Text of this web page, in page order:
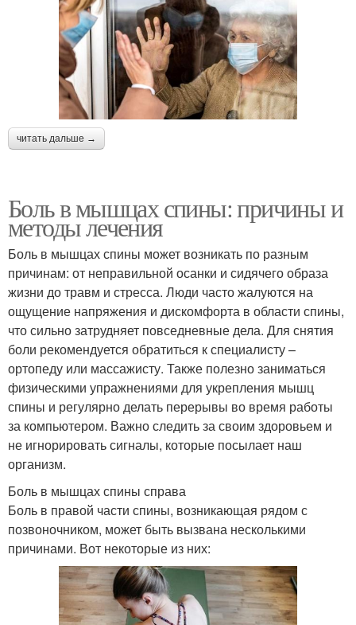
читать дальше →
Боль в мышцах спины: причины и
методы лечения
Боль в мышцах спины может возникать по разным
причинам: от неправильной осанки и сидячего образа
жизни до травм и стресса. Люди часто жалуются на
ощущение напряжения и дискомфорта в области спины,
что сильно затрудняет повседневные дела. Для снятия
боли рекомендуется обратиться к специалисту –
ортопеду или массажисту. Также полезно заниматься
физическими упражнениями для укрепления мышц
спины и регулярно делать перерывы во время работы
за компьютером. Важно следить за своим здоровьем и
не игнорировать сигналы, которые посылает наш
организм.
Боль в мышцах спины справа
Боль в правой части спины, возникающая рядом с
позвоночником, может быть вызвана несколькими
причинами. Вот некоторые из них: